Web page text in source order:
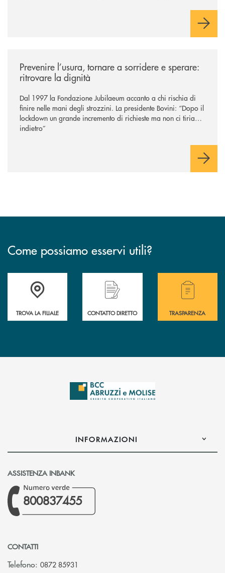
Prevenire l’usura, tornare a sorridere e sperare:
ritrovare la dignità
Dal 1997 la Fondazione Jubilaeum accanto a chi rischia di
finire nelle mani degli strozzini. La presidente Bovini: “Dopo il
lockdown un grande incremento di richieste ma non ci tiriamo
indietro”
Come possiamo esservi utili?
Accedi all' elenco completo delle filiali .
TROVA LA FILIALE CONTATTO DIRETTO
Hai bisogno di
TRASPARENZA
INFORMAZIONI
ASSISTENZA INBANK
800837455
CONTATTI
Telefono: 0872 85931